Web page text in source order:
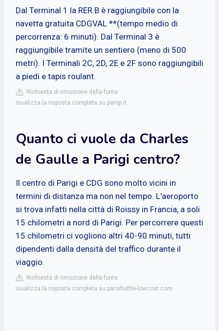
Dal Terminal 1 la RER B è raggiungibile con la
navetta gratuita CDGVAL **(tempo medio di
percorrenza: 6 minuti). Dal Terminal 3 è
raggiungibile tramite un sentiero (meno di 500
metri). I Terminali 2C, 2D, 2E e 2F sono raggiungibili
a piedi e tapis roulant.
Richiesta di rimozione della fonte
isualizza la risposta completa su parigi.it
Quanto ci vuole da Charles
de Gaulle a Parigi centro?
Il centro di Parigi e CDG sono molto vicini in
termini di distanza ma non nel tempo. L'aeroporto
si trova infatti nella città di Roissy in Francia, a soli
15 chilometri a nord di Parigi. Per percorrere questi
15 chilometri ci vogliono altri 40-90 minuti, tutti
dipendenti dalla densità del traffico durante il
viaggio.
Richiesta di rimozione della fonte
isualizza la risposta completa su parishuttle-lowcost.com